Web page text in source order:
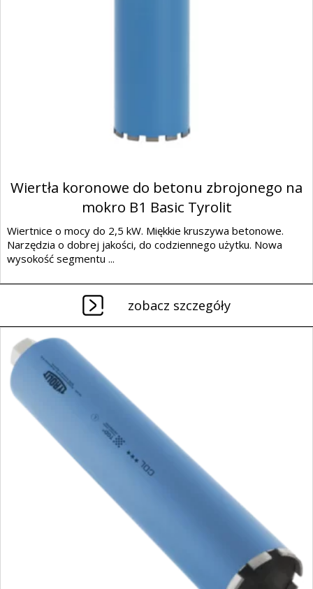
Wiertła koronowe do betonu zbrojonego na
mokro B1 Basic Tyrolit
Wiertnice o mocy do 2,5 kW. Miękkie kruszywa betonowe.
Narzędzia o dobrej jakości, do codziennego użytku. Nowa
wysokość segmentu ...
zobacz szczegóły